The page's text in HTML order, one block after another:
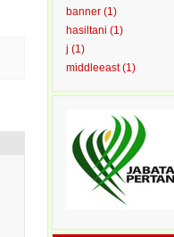
banner (1)
hasiltani (1)
j (1)
middleeast(1)